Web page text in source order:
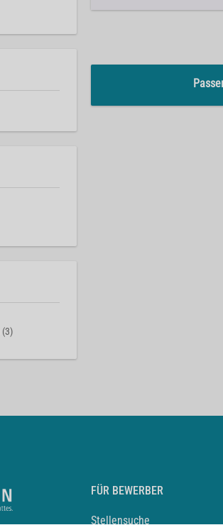
(3)
FÜR BEWERBER
Stellensuche